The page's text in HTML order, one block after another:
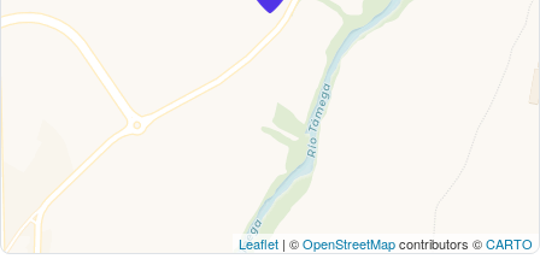
Leaflet | ©OpenStreetMapcontributors ©CARTO